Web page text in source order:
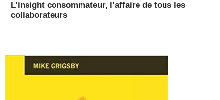
L’insight consommateur, l’affaire de tous les
collaborateurs